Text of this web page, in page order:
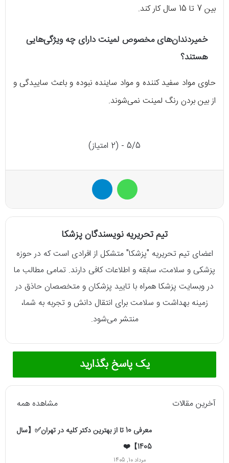
بین 7 تا 15 سال کار کند.
خمیردندان‌های مخصوص لمینت دارای چه ویژگی‌هایی
هستند؟
حاوی مواد سفید کننده و مواد ساینده نبوده و باعث ساییدگی و
از بین بردن رنگ لمینت نمی‌شوند.
5/5 - (2 امتیاز)
واتس آپ
تیم تحریریه نویسندگان پزشکا
اعضای تیم تحریریه "پزشکا" متشکل از افرادی است که در حوزه
پزشکی و سلامت، سابقه و اطلاعات کافی دارند. تمامی مطالب ما
در وبسایت پزشکا همراه با تایید پزشکان و متخصصان حاذق در
زمینه بهداشت و سلامت برای انتقال دانش و تجربه به شما،
منتشر می‌شود.
یک پاسخ بگذارید
آخرین مقالات مشاهده همه
معرفی 10 تا از بهترین دکتر کلیه در تهران✅【سال
1405】❤️
مرداد 10, 1405